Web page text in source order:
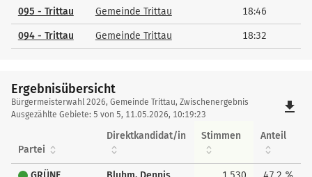
095 - Trittau Gemeinde Trittau 18:46
094 - Trittau Gemeinde Trittau 18:32
Ergebnisübersicht
Ergebnisübersicht
Bürgermeisterwahl 2026, Gemeinde Trittau, Zwischenergebnis
Ausgezählte Gebiete: 5 von 5, 11.05.2026, 10:19:23
file_download
Partei
Direktkandidat/in Stimmen Anteil